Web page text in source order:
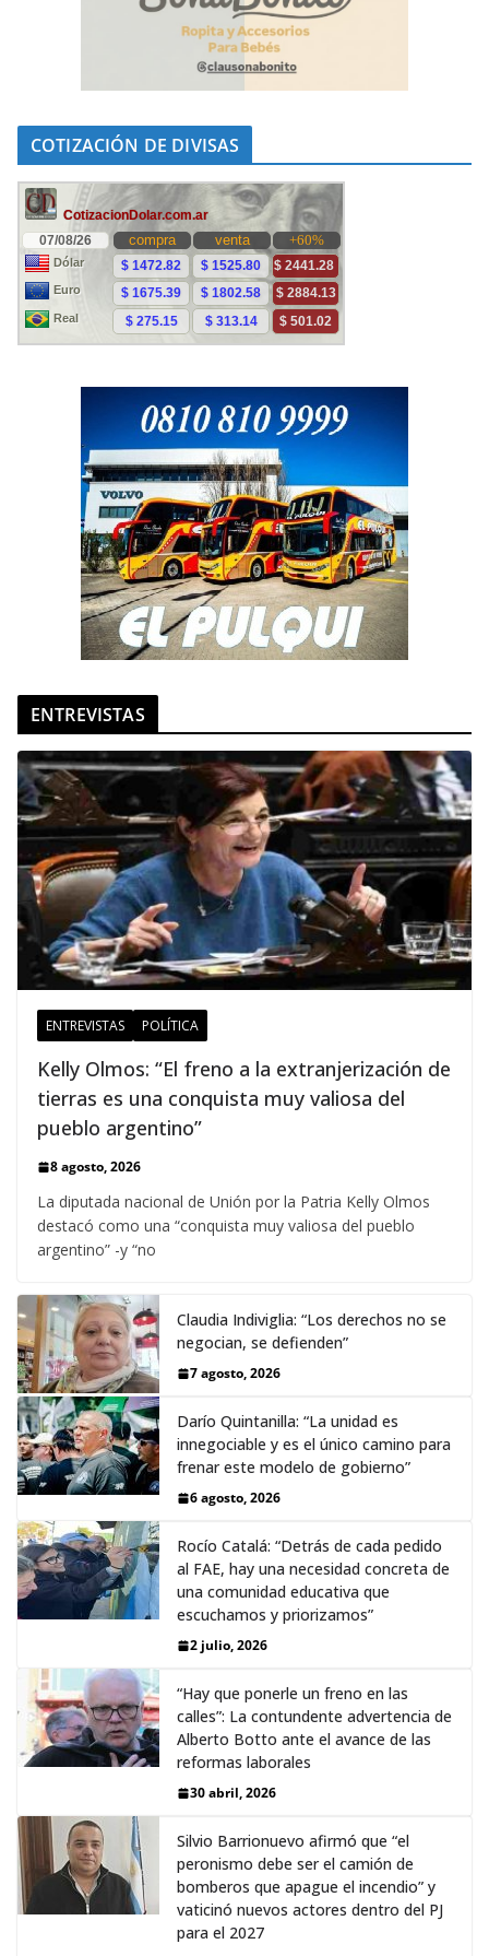
COTIZACIÓN DE DIVISAS
ENTREVISTAS
ENTREVISTAS POLÍTICA
Kelly Olmos: “El freno a la extranjerización de
tierras es una conquista muy valiosa del
pueblo argentino”
8 agosto, 2026
La diputada nacional de Unión por la Patria Kelly Olmos
destacó como una “conquista muy valiosa del pueblo
argentino” -y “no
Claudia Indiviglia: “Los derechos no se
negocian, se defienden”
7 agosto, 2026
Darío Quintanilla: “La unidad es
innegociable y es el único camino para
frenar este modelo de gobierno”
6 agosto, 2026
Rocío Catalá: “Detrás de cada pedido
al FAE, hay una necesidad concreta de
una comunidad educativa que
escuchamos y priorizamos”
2 julio, 2026
“Hay que ponerle un freno en las
calles”: La contundente advertencia de
Alberto Botto ante el avance de las
reformas laborales
30 abril, 2026
Silvio Barrionuevo afirmó que “el
peronismo debe ser el camión de
bomberos que apague el incendio” y
vaticinó nuevos actores dentro del PJ
para el 2027